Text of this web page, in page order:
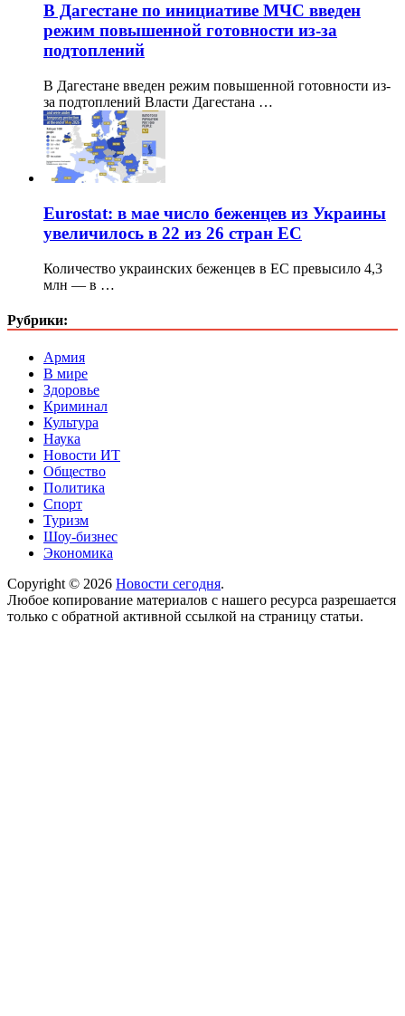
В Дагестане по инициативе МЧС введен
режим повышенной готовности из-за
подтоплений
В Дагестане введен режим повышенной готовности из-
за подтоплений Власти Дагестана …
Eurostat: в мае число беженцев из Украины
увеличилось в 22 из 26 стран ЕС
Количество украинских беженцев в ЕС превысило 4,3
млн — в …
Рубрики:
Армия
В мире
Здоровье
Криминал
Культура
Наука
Новости ИТ
Общество
Политика
Спорт
Туризм
Шоу-бизнес
Экономика
Copyright © 2026 Новости сегодня.
Любое копирование материалов с нашего ресурса разрешается
только с обратной активной ссылкой на страницу статьи.